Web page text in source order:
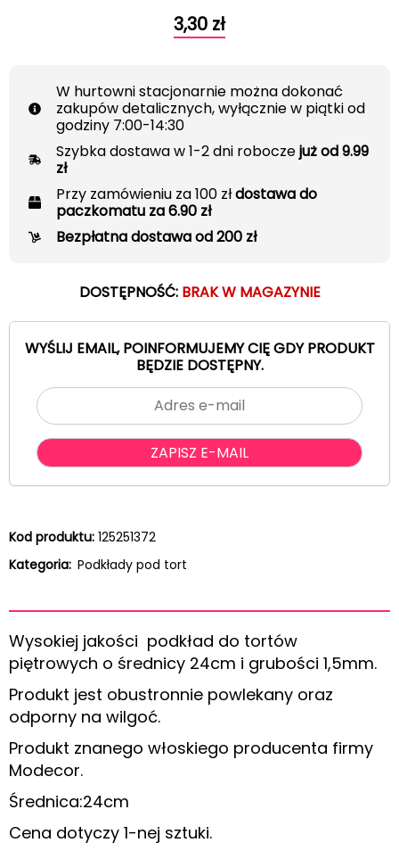
3,30 zł
W hurtowni stacjonarnie można dokonać
zakupów detalicznych, wyłącznie w piątki od
godziny 7:00-14:30
Szybka dostawa w 1-2 dni roboczejuż od 9.99
zł
Przy zamówieniu za 100 złdostawa do
paczkomatu za 6.90 zł
Bezpłatna dostawa od 200 zł
DOSTĘPNOŚĆ: BRAK W MAGAZYNIE
WYŚLIJ EMAIL, POINFORMUJEMY CIĘ GDY PRODUKT
BĘDZIE DOSTĘPNY.
Kod produktu: 125251372
Kategoria: Podkłady pod tort
Wysokiej jakości podkład do tortów
piętrowych o średnicy 24cm i grubości 1,5mm.
Produkt jest obustronnie powlekany oraz
odporny na wilgoć.
Produkt znanego włoskiego producenta firmy
Modecor.
Średnica:24cm
Cena dotyczy 1-nej sztuki.